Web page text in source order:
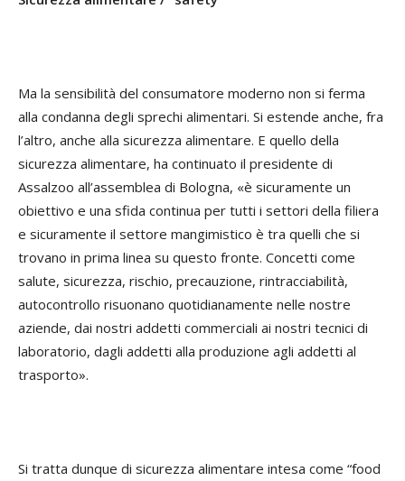
Ma la sensibilità del consumatore moderno non si ferma
alla condanna degli sprechi alimentari. Si estende anche, fra
l’altro, anche alla sicurezza alimentare. E quello della
sicurezza alimentare, ha continuato il presidente di
Assalzoo all’assemblea di Bologna, «è sicuramente un
obiettivo e una sfida continua per tutti i settori della filiera
e sicuramente il settore mangimistico è tra quelli che si
trovano in prima linea su questo fronte. Concetti come
salute, sicurezza, rischio, precauzione, rintracciabilità,
autocontrollo risuonano quotidianamente nelle nostre
aziende, dai nostri addetti commerciali ai nostri tecnici di
laboratorio, dagli addetti alla produzione agli addetti al
trasporto».
Si tratta dunque di sicurezza alimentare intesa come “food